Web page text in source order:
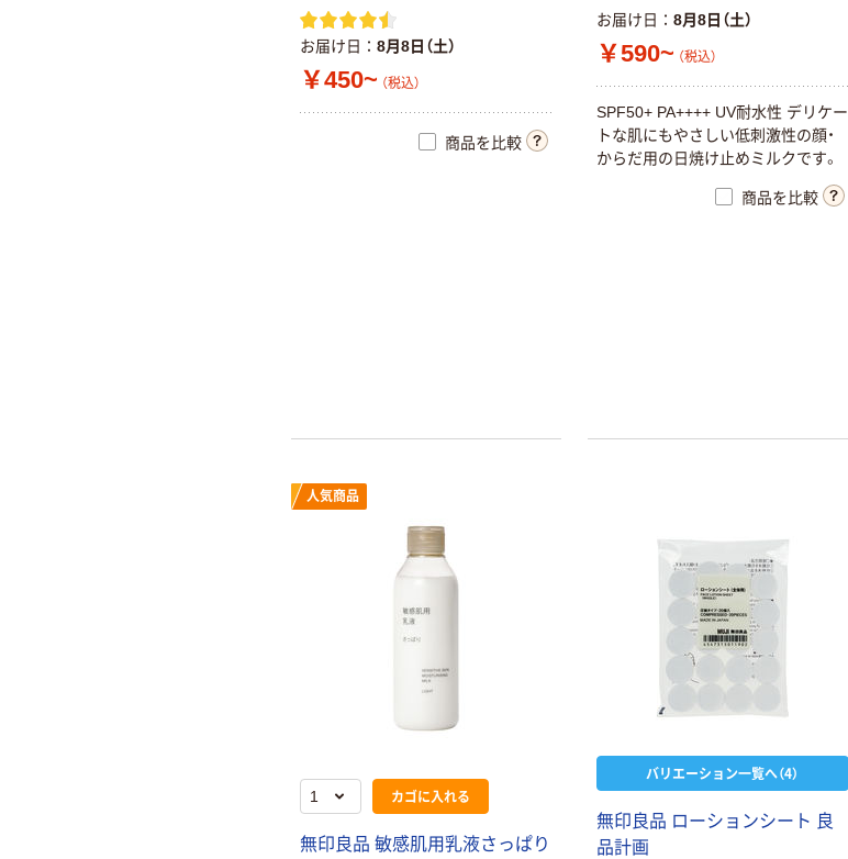
お届け日 8月8日（土）
￥450~ （税込）
商品を比較
お届け日 8月8日（土）
￥590~ （税込）
SPF50+ PA++++ UV耐水性 デリケー
トな肌にもやさしい低刺激性の顔・
からだ用の日焼け止めミルクです。
商品を比較
人気商品
カゴに入れる
無印良品 敏感肌用乳液さっぱり
バリエーション一覧へ（4）
無印良品 ローションシート 良
品計画